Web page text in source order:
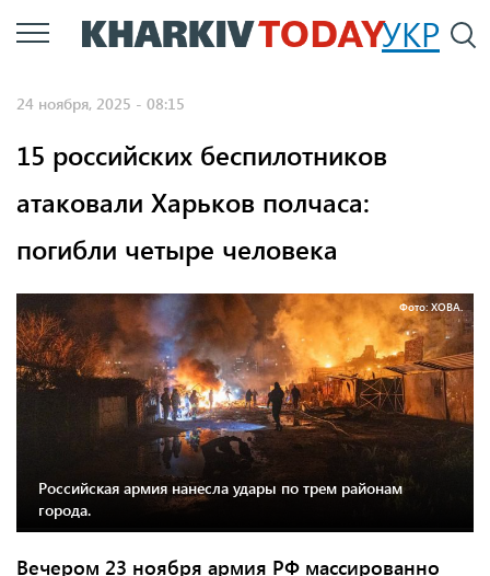
Перейти
к
УКР
24 ноября, 2025 - 08:15
15 российских беспилотников
атаковали Харьков полчаса:
погибли четыре человека
Фото: ХОВА.
Российская армия нанесла удары по трем районам
города.
Вечером 23 ноября армия РФ массированно